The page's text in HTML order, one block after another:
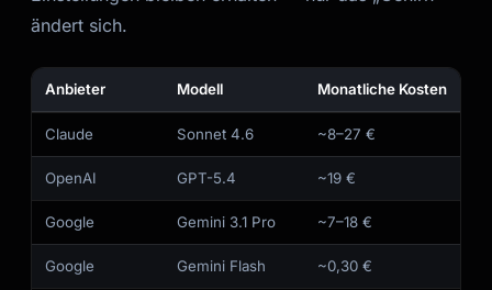
ändert sich.
Anbieter Modell Monatliche Kosten
Claude Sonnet 4.6 ~8–27 €
OpenAI GPT-5.4 ~19 €
Google Gemini 3.1 Pro ~7–18 €
Google Gemini Flash ~0,30 €